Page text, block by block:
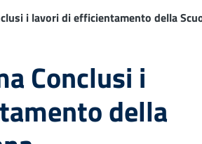
i lavori di efficientamento della
Conclusi i
della